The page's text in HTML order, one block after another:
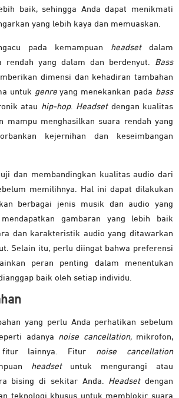
baik, sehingga Anda dapat menikmati
yang lebih kaya dan memuaskan.
pada kemampuan headsetdalam
rendah yang dalam dan berdenyut. Bass
dimensi dan kehadiran tambahan
untuk genreyang menekankan pada bass
atau hip-hop. Headsetdengan kualitas
mampu menghasilkan suara rendah yang
kejernihan dan keseimbangan
dan membandingkan kualitas audio dari
memilihnya. Hal ini dapat dilakukan
berbagai jenis musik dan audio yang
gambaran yang lebih baik
dan karakteristik audio yang ditawarkan
Selain itu, perlu diingat bahwa preferensi
peran penting dalam menentukan
baik oleh setiap individu.
yang perlu Anda perhatikan sebelum
adanya noise cancellation, mikrofon,
fitur lainnya. Fitur noise cancellation
headsetuntuk mengurangi atau
bising di sekitar Anda. Headsetdengan
teknologi khusus untuk memblokir suara